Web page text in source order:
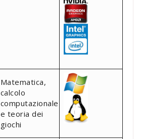
Matematica,
calcolo
computazionale
e teoria dei
giochi